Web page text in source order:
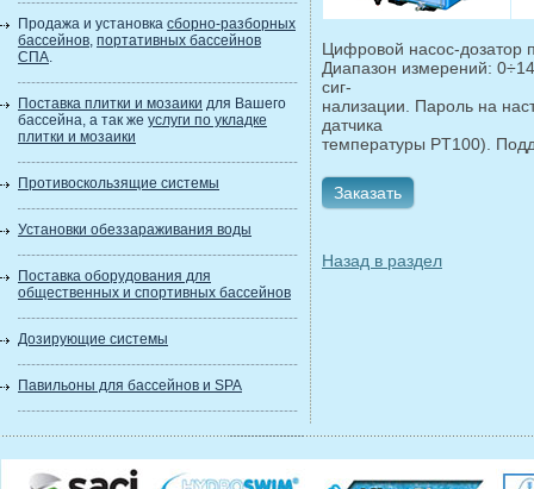
Продажа и установка сборно-разборных
бассейнов, портативных бассейнов
СПА.
Поставка плитки и мозаики для Вашего
бассейна, а так же услуги по укладке
плитки и мозаики
Противоскользящие системы
Установки обеззараживания воды
Поставка оборудования для
общественных и спортивных бассейнов
Дозирующие системы
Павильоны для бассейнов и SPA
Цифровой насос-дозатор
Диапазон измерений:
сиг-
нализации. Пароль на
датчика
температуры PT100).
Заказать
Назад в раздел